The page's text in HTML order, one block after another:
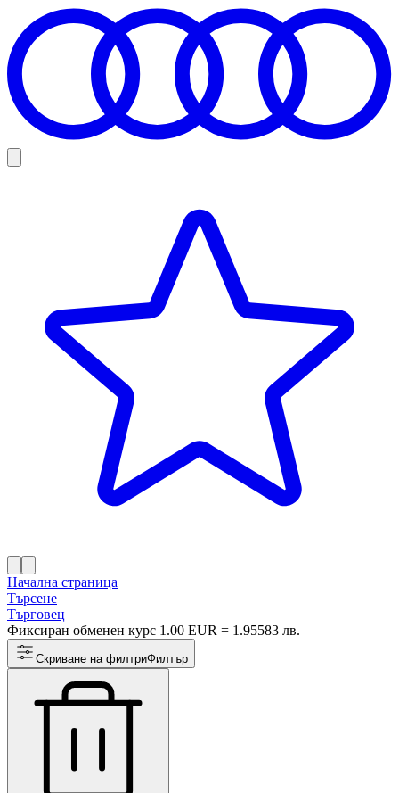
Начална страница
Търсене
Търговец
Фиксиран обменен курс 1.00 EUR = 1.95583 лв.
Скриване на филтриФилтър